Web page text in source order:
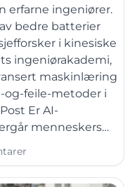
erfarne ingeniører.
bedre batterier
i kinesiske
ingeniørakademi,
maskinlæring
og-feile-metoder i
Er AI-
menneskers…